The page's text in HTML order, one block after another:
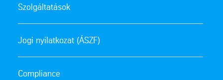
Szolgáltatások
Jogi nyilatkozat (ÁSZF)
Compliance